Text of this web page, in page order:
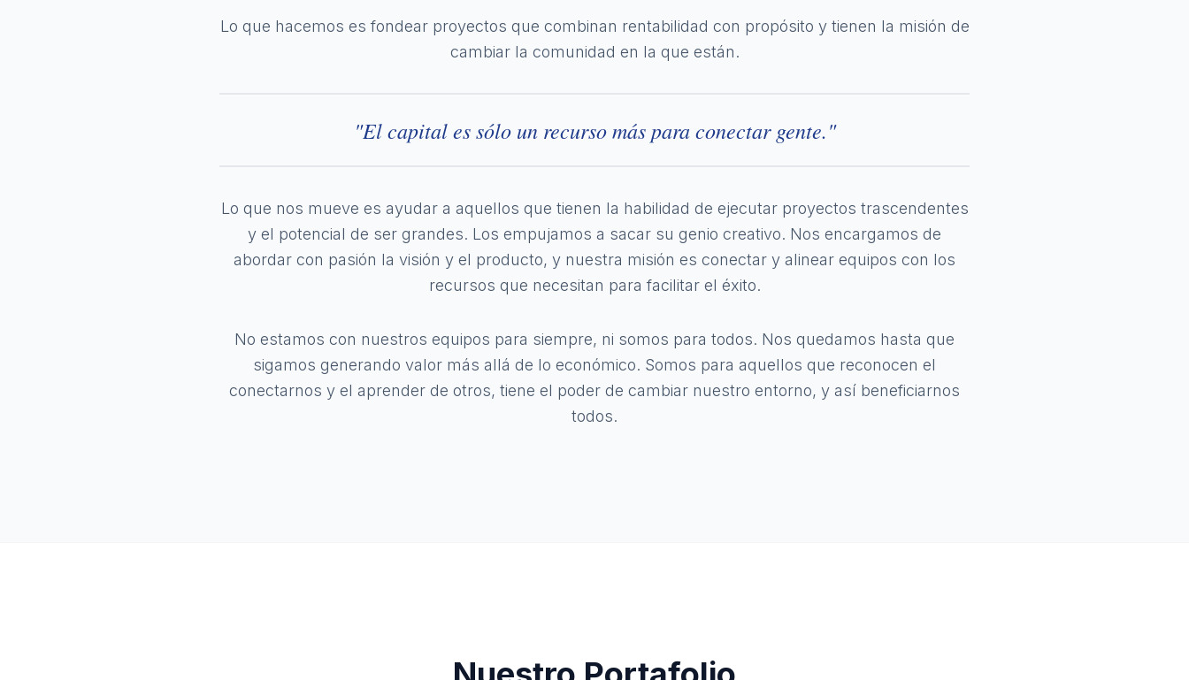
Lo que hacemos es fondear proyectos que combinan rentabilidad con propósito y tienen la misión de
cambiar la comunidad en la que están.
"El capital es sólo un recurso más para conectar gente."
Lo que nos mueve es ayudar a aquellos que tienen la habilidad de ejecutar proyectos trascendentes
y el potencial de ser grandes. Los empujamos a sacar su genio creativo. Nos encargamos de
abordar con pasión la visión y el producto, y nuestra misión es conectar y alinear equipos con los
recursos que necesitan para facilitar el éxito.
No estamos con nuestros equipos para siempre, ni somos para todos. Nos quedamos hasta que
sigamos generando valor más allá de lo económico. Somos para aquellos que reconocen el
conectarnos y el aprender de otros, tiene el poder de cambiar nuestro entorno, y así beneficiarnos
todos.